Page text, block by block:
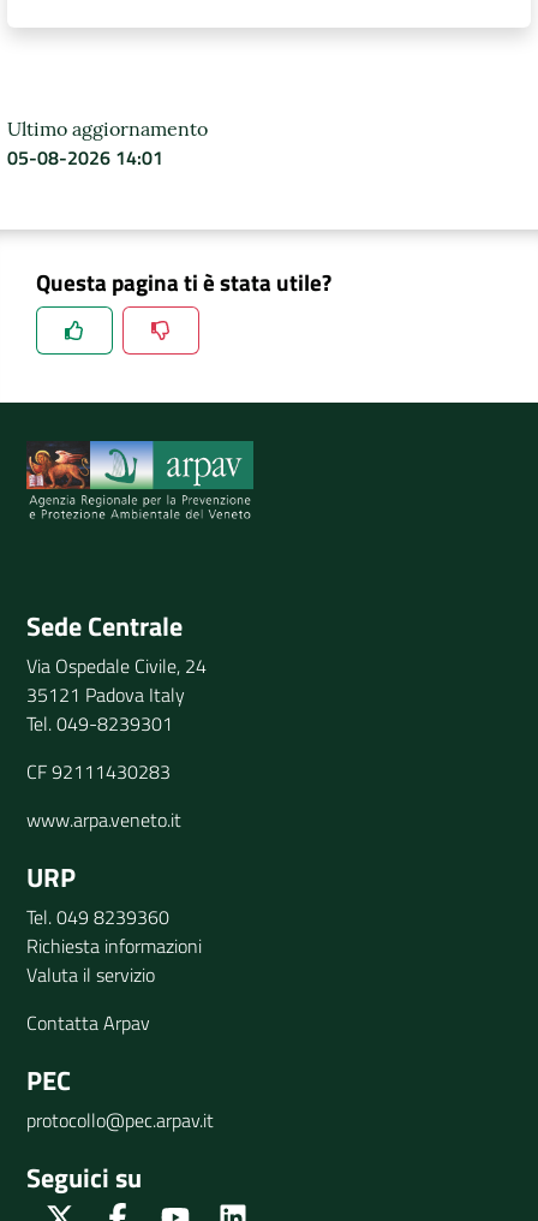
Ultimo aggiornamento
05-08-2026 14:01
Questa pagina ti è stata utile?
Spiegaci perchè, e aiutaci a migliorare il servizio
Sede Centrale
Via Ospedale Civile, 24
35121 Padova Italy
Tel. 049-8239301
CF 92111430283
www.arpa.veneto.it
URP
Tel. 049 8239360
Richiesta informazioni
Valuta il servizio
Contatta Arpav
PEC
protocollo@pec.arpav.it
Seguici su